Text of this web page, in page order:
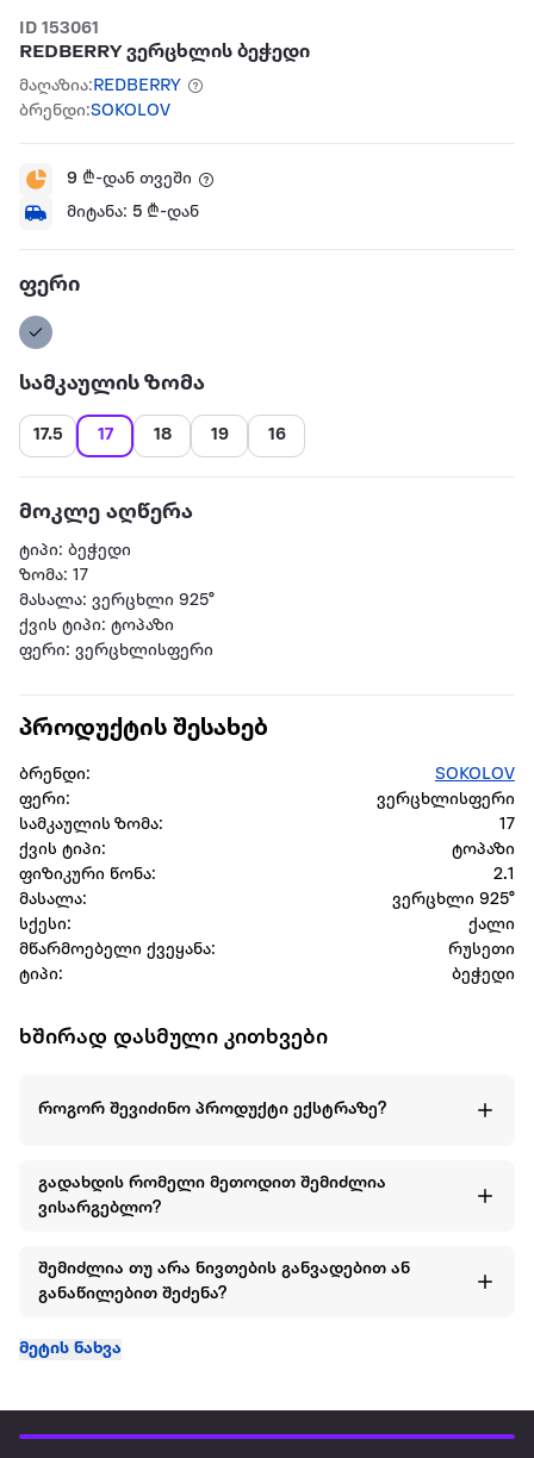
ID 153061
REDBERRY ვერცხლის ბეჭედი
მაღაზია: REDBERRY
ბრენდი:SOKOLOV
9 ₾-დან თვეში
მიტანა: 5 ₾-დან
ფერი
სამკაულის ზომა
17.5 17 18 19 16
მოკლე აღწერა
ტიპი: ბეჭედი
ზომა: 17
მასალა: ვერცხლი 925°
ქვის ტიპი: ტოპაზი
ფერი: ვერცხლისფერი
პროდუქტის შესახებ
ბრენდი:
SOKOLOV
ფერი:
ვერცხლისფერი
სამკაულის ზომა:
17
ქვის ტიპი:
ტოპაზი
ფიზიკური წონა:
2.1
მასალა:
ვერცხლი 925°
სქესი:
ქალი
მწარმოებელი ქვეყანა:
რუსეთი
ტიპი:
ბეჭედი
ხშირად დასმული კითხვები
როგორ შევიძინო პროდუქტი ექსტრაზე?
გადახდის რომელი მეთოდით შემიძლია
ვისარგებლო?
შემიძლია თუ არა ნივთების განვადებით ან
განაწილებით შეძენა?
მეტის ნახვა